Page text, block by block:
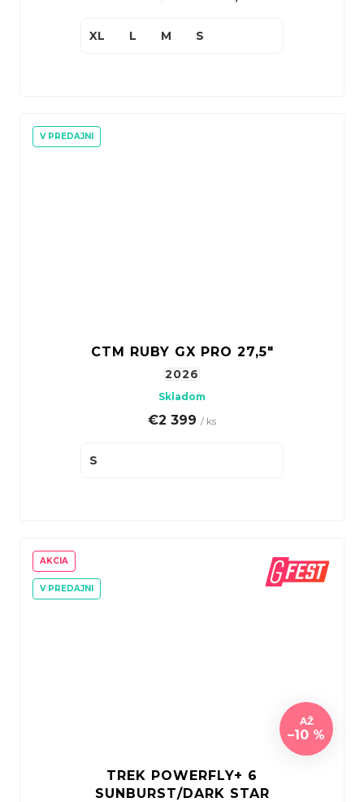
XL L M S
V PREDAJNI
CTM RUBY GX PRO 27,5"
2026
Skladom
€2 399 / ks
S
AKCIA
V PREDAJNI
AŽ
–10 %
TREK POWERFLY+ 6
SUNBURST/DARK STAR